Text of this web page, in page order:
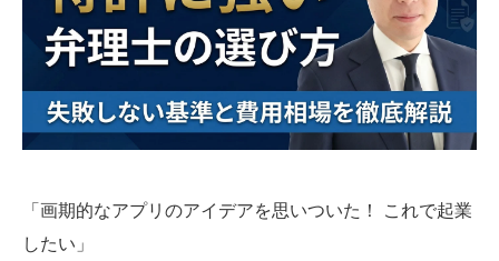
「画期的なアプリのアイデアを思いついた！ これで起業
したい」